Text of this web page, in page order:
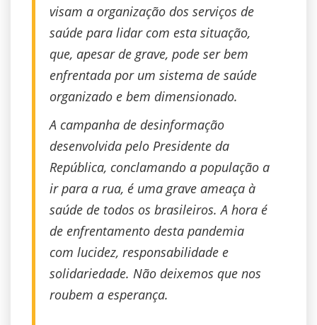
visam a organização dos serviços de
saúde para lidar com esta situação,
que, apesar de grave, pode ser bem
enfrentada por um sistema de saúde
organizado e bem dimensionado.
A campanha de desinformação
desenvolvida pelo Presidente da
República, conclamando a população a
ir para a rua, é uma grave ameaça à
saúde de todos os brasileiros. A hora é
de enfrentamento desta pandemia
com lucidez, responsabilidade e
solidariedade. Não deixemos que nos
roubem a esperança.